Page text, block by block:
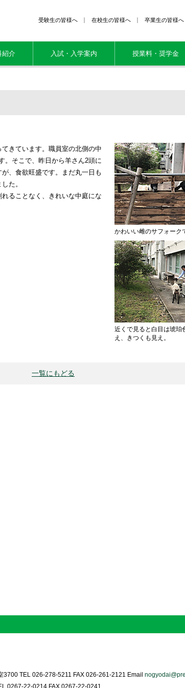
卒業生の皆様へ
在校生の皆様へ
受験生の皆様へ
紹介 入試・入学案内 授業料・奨学金
かわいい雌のサフォーク
近くで見ると白目は琥珀
え、きつくも見え。
きています。職員室の北側の中
。そこで、昨日から羊さん2頭に
、食欲旺盛です。まだ丸一日も
た。
ることなく、きれいな中庭にな
一覧にもどる
TEL 026-278-5211 FAX 026-261-2121 Email
0267-22-0214 FAX 0267-22-0241